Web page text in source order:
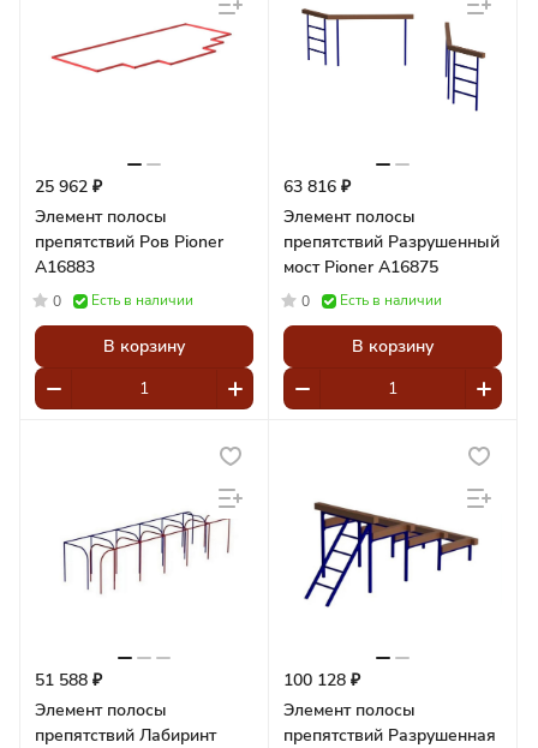
25 962 ₽
Элемент полосы
препятствий Ров Pioner
A16883
0 Есть в наличии
В корзину
63 816 ₽
Элемент полосы
препятствий Разрушенный
мост Pioner A16875
0 Есть в наличии
В корзину
51 588 ₽
Элемент полосы
препятствий Лабиринт
100 128 ₽
Элемент полосы
препятствий Разрушенная